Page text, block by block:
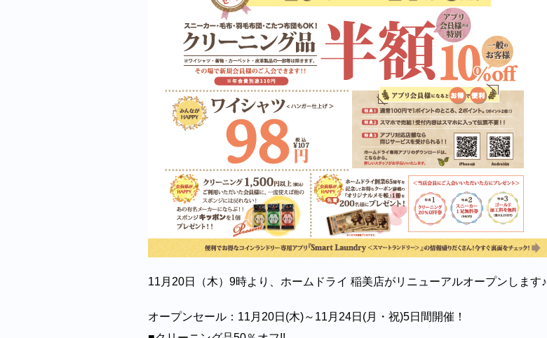
11月20日（木）9時より、ホームドライ 稲美店がリニューアルオープンします♪
オープンセール：11月20日(木)～11月24日(月・祝)5日間開催！